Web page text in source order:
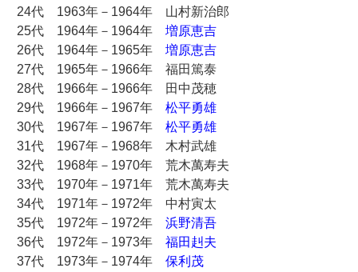
24代 1963年－1964年 山村新治郎
25代 1964年－1964年 増原恵吉
26代 1964年－1965年 増原恵吉
27代 1965年－1966年 福田篤泰
28代 1966年－1966年 田中茂穂
29代 1966年－1967年 松平勇雄
30代 1967年－1967年 松平勇雄
31代 1967年－1968年 木村武雄
32代 1968年－1970年 荒木萬寿夫
33代 1970年－1971年 荒木萬寿夫
34代 1971年－1972年 中村寅太
35代 1972年－1972年 浜野清吾
36代 1972年－1973年 福田赳夫
37代 1973年－1974年 保利茂